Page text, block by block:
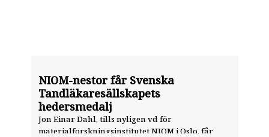
NIOM-nestor får Svenska
Tandläkaresällskapets
hedersmedalj
Jon Einar Dahl, tills nyligen vd för
materialforskningsinstitutet NIOM i Oslo, får